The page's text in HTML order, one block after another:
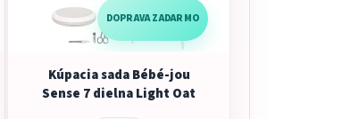
DOPRAVA ZADARMO
Kúpacia sada Bébé-jou
Sense 7 dielna Light Oat